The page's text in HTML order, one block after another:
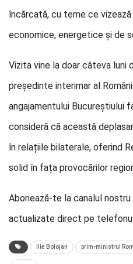
încărcată, cu teme ce
economice, energetice și de
Vizita vine la doar câteva luni
președinte interimar al
angajamentului Bucureștiului
consideră că această
în relațiile bilaterale, oferind
solid în fața provocărilor
Abonează-te la canalul nostru
actualizate direct pe
Ilie Bolojan prim-ministrul